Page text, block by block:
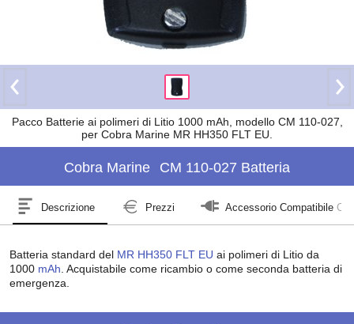
Pacco Batterie ai polimeri di Litio 1000 mAh, modello CM 110-027,
per Cobra Marine MR HH350 FLT EU.
Cobra Marine CM 110-027 Batteria
Descrizione Prezzi Accessorio Compatibile Con
Batteria standard del MR HH350 FLT EU ai polimeri di Litio da
1000 mAh . Acquistabile come ricambio o come seconda batteria di
emergenza.